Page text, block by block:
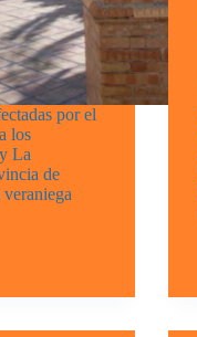
por el
los
La
de